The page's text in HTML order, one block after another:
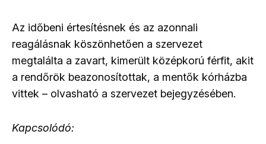
Az időbeni értesítésnek és az azonnali
reagálásnak köszönhetően a szervezet
megtalálta a zavart, kimerült középkorú férfit, akit
a rendőrök beazonosítottak, a mentők kórházba
vittek – olvasható a szervezet bejegyzésében.
Kapcsolódó: